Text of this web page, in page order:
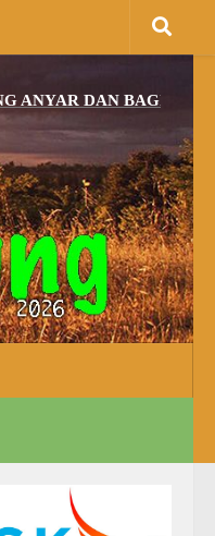
DAN BAGI YANG